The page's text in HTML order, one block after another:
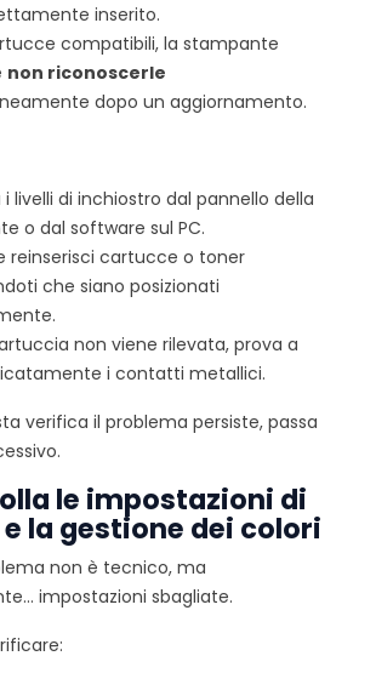
inserito.
compatibili, la stampante
non riconoscerle
dopo un aggiornamento.
livelli di inchiostro dal pannello della
o dal software sul PC.
reinserisci cartucce o toner
che siano posizionati
non viene rilevata, prova a
i contatti metallici.
verifica il problema persiste, passa
le impostazioni di
la gestione dei colori
non è tecnico, ma
impostazioni sbagliate.